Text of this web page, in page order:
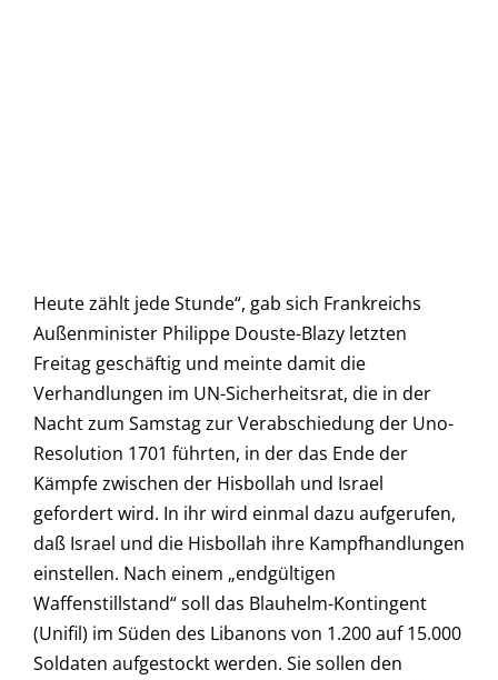
Heute zählt jede Stunde“, gab sich Frankreichs
Außenminister Philippe Douste-Blazy letzten
Freitag geschäftig und meinte damit die
Verhandlungen im UN-Sicherheitsrat, die in der
Nacht zum Samstag zur Verabschiedung der Uno-
Resolution 1701 führten, in der das Ende der
Kämpfe zwischen der Hisbollah und Israel
gefordert wird. In ihr wird einmal dazu aufgerufen,
daß Israel und die Hisbollah ihre Kampfhandlungen
einstellen. Nach einem „endgültigen
Waffenstillstand“ soll das Blauhelm-Kontingent
(Unifil) im Süden des Libanons von 1.200 auf 15.000
Soldaten aufgestockt werden. Sie sollen den